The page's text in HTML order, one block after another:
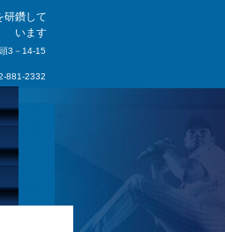
研鑽して
います
3－14-15
881-2332